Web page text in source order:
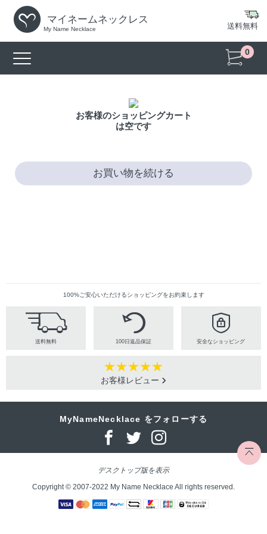
マイネームネックレス
My Name Necklace 送料無料
0
お客様のショッピングカート
は空です
お買い物を続ける
100%ご安心いただけるショッピングをお約束します
送料無料 100日返品保証 安全なショッピング
お客様レビュー
MyNameNecklace をフォローする
デスクトップ版を表示
Copyright © 2007-2022 My Name Necklace All rights reserved.